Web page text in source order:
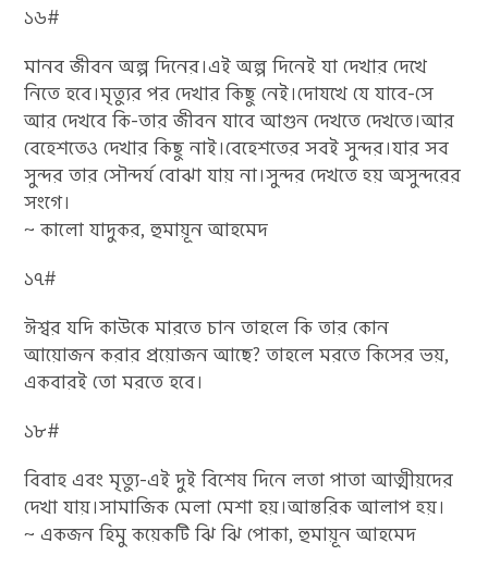
১৬#
মানব জীবন অল্প দিনের।এই অল্প দিনেই যা দেখার দেখে
নিতে হবে।মৃত্যুর পর দেখার কিছু নেই।দোযখে যে যাবে-সে
আর দেখবে কি-তার জীবন যাবে আগুন দেখতে দেখতে।আর
বেহেশতেও দেখার কিছু নাই।বেহেশতের সবই সুন্দর।যার সব
সুন্দর তার সৌন্দর্য বোঝা যায় না।সুন্দর দেখতে হ্য় অসুন্দরের
সংগে।
~ কালো যাদুকর, হুমায়ূন আহমেদ
১৭#
ঈশ্বর যদি কাউকে মারতে চান তাহলে কি তার কোন
আয়োজন করার প্রয়োজন আছে? তাহলে মরতে কিসের ভয়,
একবারই তো মরতে হবে।
১৮#
বিবাহ এবং মৃত্যু-এই দুই বিশেষ দিনে লতা পাতা আত্মীয়দের
দেখা যায়।সামাজিক মেলা মেশা হয়।আন্তরিক আলাপ হ্য়।
~ একজন হিমু কয়েকটি ঝি ঝি পোকা, হুমায়ূন আহমেদ